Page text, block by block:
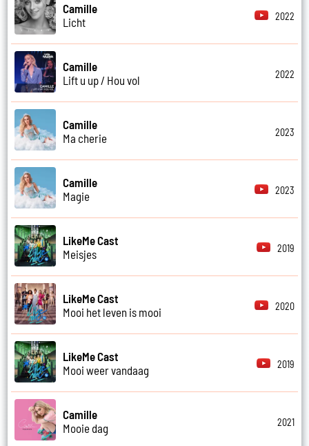
Camille
Licht
2022
Camille
Lift u up / Hou vol
2022
Camille
Ma cherie
2023
Camille
Magie
2023
LikeMe Cast
Meisjes
2019
LikeMe Cast
Mooi het leven is mooi
2020
LikeMe Cast
Mooi weer vandaag
2019
Camille
Mooie dag
2021